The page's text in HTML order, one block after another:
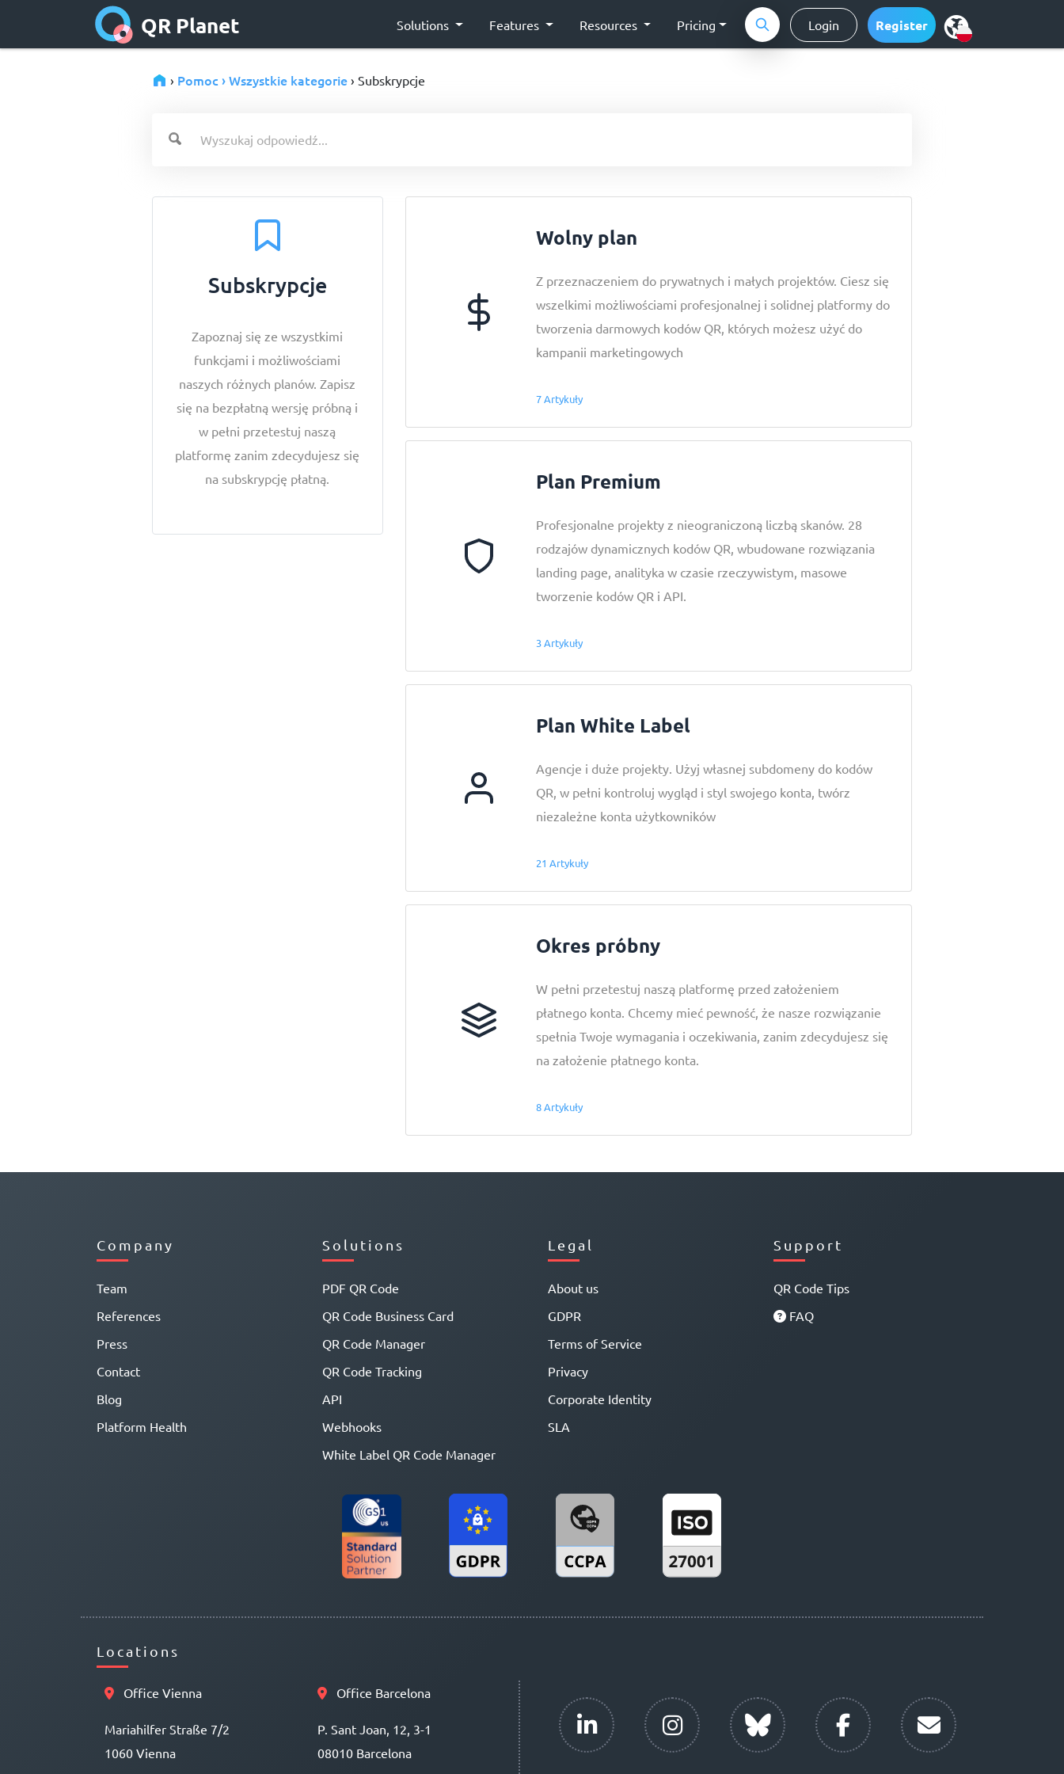
QR Planet Solutions Features Resources Pricing Login Register
› Pomoc › Wszystkie kategorie › Subskrypcje
Subskrypcje
Zapoznaj się ze wszystkimi
funkcjami i możliwościami
naszych różnych planów. Zapisz
się na bezpłatną wersję próbną i
w pełni przetestuj naszą
platformę zanim zdecydujesz się
na subskrypcję płatną.
Wolny plan
Z przeznaczeniem do prywatnych i małych projektów. Ciesz się
wszelkimi możliwościami profesjonalnej i solidnej platformy do
tworzenia darmowych kodów QR, których możesz użyć do
kampanii marketingowych
7 Artykuły
Plan Premium
Profesjonalne projekty z nieograniczoną liczbą skanów. 28
rodzajów dynamicznych kodów QR, wbudowane rozwiązania
landing page, analityka w czasie rzeczywistym, masowe
tworzenie kodów QR i API.
3 Artykuły
Plan White Label
Agencje i duże projekty. Użyj własnej subdomeny do kodów
QR, w pełni kontroluj wygląd i styl swojego konta, twórz
niezależne konta użytkowników
21 Artykuły
Okres próbny
W pełni przetestuj naszą platformę przed założeniem
płatnego konta. Chcemy mieć pewność, że nasze rozwiązanie
spełnia Twoje wymagania i oczekiwania, zanim zdecydujesz się
na założenie płatnego konta.
8 Artykuły
Company
Team
References
Press
Contact
Blog
Platform Health
Solutions
PDF QR Code
QR Code Business Card
QR Code Manager
QR Code Tracking
API
Webhooks
White Label QR Code Manager
Legal
About us
GDPR
Terms of Service
Privacy
Corporate Identity
SLA
Support
QR Code Tips
FAQ
Locations
Office Vienna
Mariahilfer Straße 7/2
1060 Vienna
Office Barcelona
P. Sant Joan, 12, 3-1
08010 Barcelona